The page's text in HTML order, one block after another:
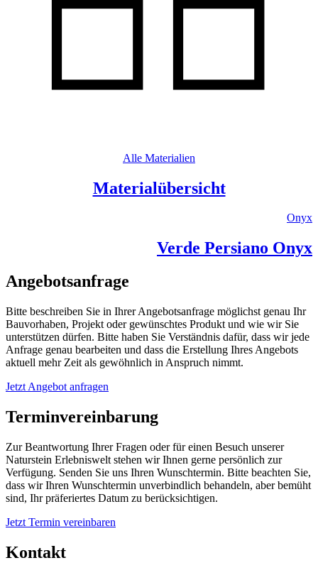
Alle Materialien
Materialübersicht
Onyx
Verde Persiano Onyx
Angebotsanfrage
Bitte beschreiben Sie in Ihrer Angebotsanfrage möglichst genau Ihr
Bauvorhaben, Projekt oder gewünschtes Produkt und wie wir Sie
unterstützen dürfen. Bitte haben Sie Verständnis dafür, dass wir jede
Anfrage genau bearbeiten und dass die Erstellung Ihres Angebots
aktuell mehr Zeit als gewöhnlich in Anspruch nimmt.
Jetzt Angebot anfragen
Terminvereinbarung
Zur Beantwortung Ihrer Fragen oder für einen Besuch unserer
Naturstein Erlebniswelt stehen wir Ihnen gerne persönlich zur
Verfügung. Senden Sie uns Ihren Wunschtermin. Bitte beachten Sie,
dass wir Ihren Wunschtermin unverbindlich behandeln, aber bemüht
sind, Ihr präferiertes Datum zu berücksichtigen.
Jetzt Termin vereinbaren
Kontakt